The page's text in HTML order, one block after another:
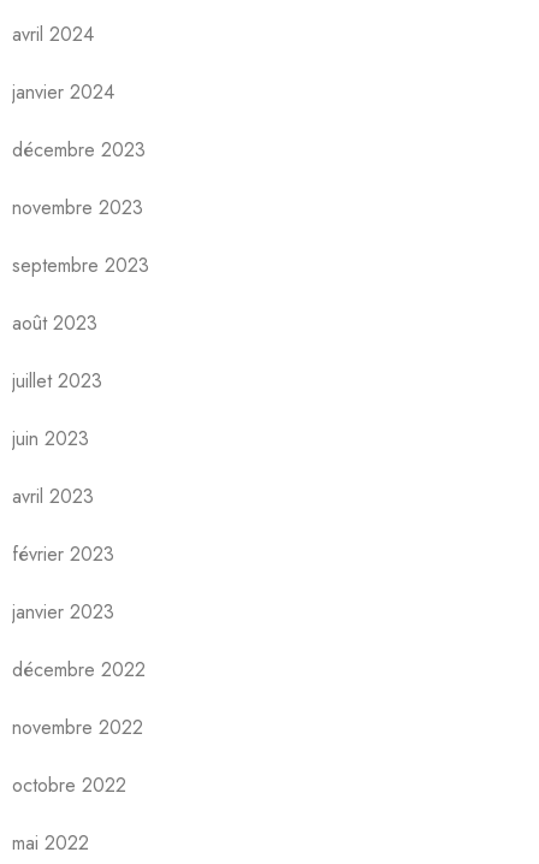
avril 2024
janvier 2024
décembre 2023
novembre 2023
septembre 2023
août 2023
juillet 2023
juin 2023
avril 2023
février 2023
janvier 2023
décembre 2022
novembre 2022
octobre 2022
mai 2022